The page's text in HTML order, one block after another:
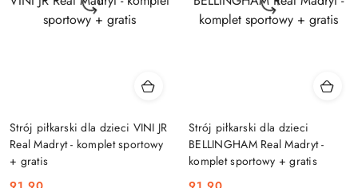
Strój piłkarski dla dzieci VINI JR
Real Madryt - komplet sportowy
+ gratis
Strój piłkarski dla dzieci
BELLINGHAM Real Madryt -
komplet sportowy + gratis